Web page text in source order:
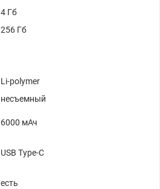
4 Гб
256 Гб
Li-polymer
несъемный
6000 мАч
USB Type-C
есть